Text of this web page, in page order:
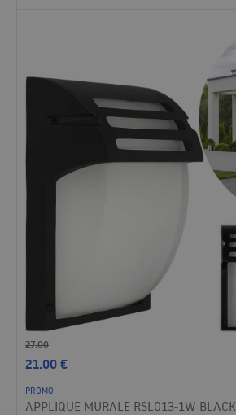
27.00
21.00€
PROMO
APPLIQUE MURALE RSL013-1W BLACK